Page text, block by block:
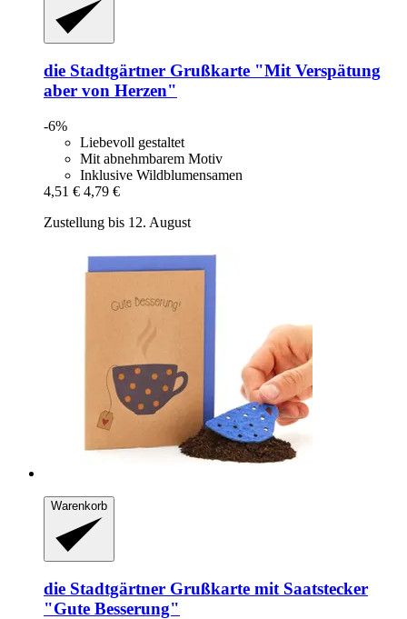
die Stadtgärtner Grußkarte "Mit Verspätung
aber von Herzen"
-6%
Liebevoll gestaltet
Mit abnehmbarem Motiv
Inklusive Wildblumensamen
4,51 € 4,79 €
Zustellung bis 12. August
Warenkorb
die Stadtgärtner Grußkarte mit Saatstecker
"Gute Besserung"